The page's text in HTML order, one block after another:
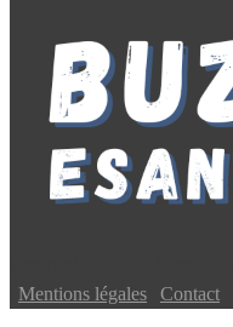
Mentions légales Contact